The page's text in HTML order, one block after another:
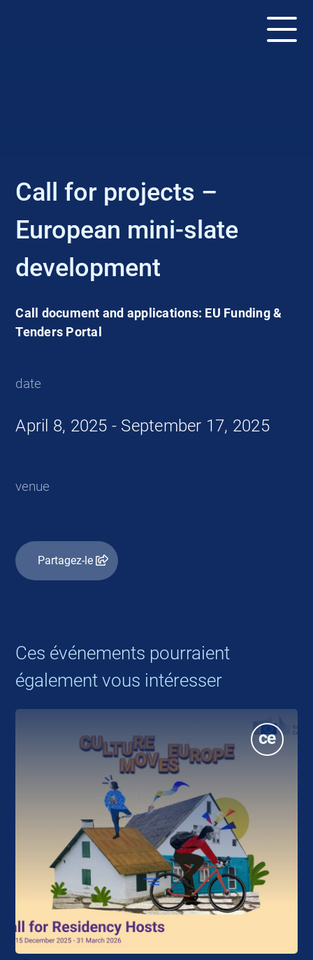
Call for projects –
European mini-slate
development
Call document and applications: EU Funding &
Tenders Portal
date
April 8, 2025 - September 17, 2025
venue
Partagez-le
Ces événements pourraient
également vous intéresser